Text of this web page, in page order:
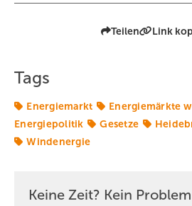
Teilen Link
Tags
Energiemarkt
Energiemärkte
Energiepolitik
Gesetze
Windenergie
Keine Zeit? Kein